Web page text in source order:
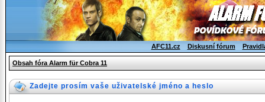
AFC11.cz Diskusní fórum
Obsah fóra Alarm für Cobra 11
Zadejte prosím vaše uživatelské jméno a heslo